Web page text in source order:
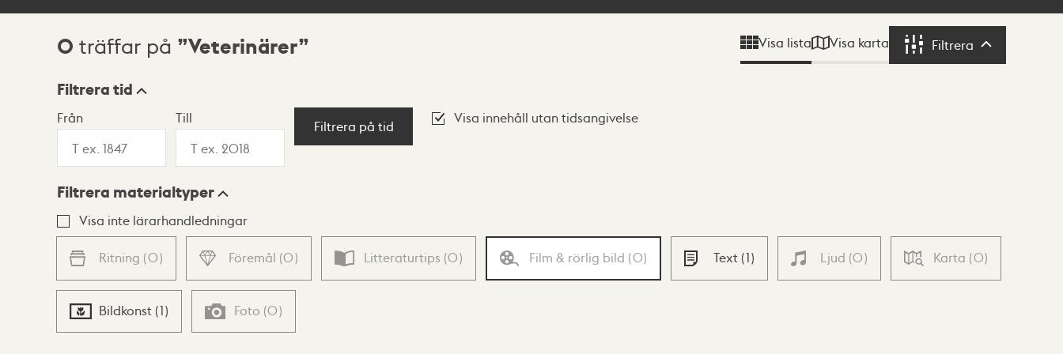
Sökresultat
0 träffar på Veterinärer Visa lista Visa karta Filtrera Filtrera
Visningsläge
Lista Karta
Filtrera tid
Från Till
Filtrera på tid
Visa innehåll utan tidsangivelse
Filtrera materialtyper
Visa inte lärarhandledningar
Ritning (0) Föremål (0) Litteraturtips (0) Film & rörlig bild (0) Text (1) Ljud (0) Karta (0)
Bildkonst (1) Foto (0)